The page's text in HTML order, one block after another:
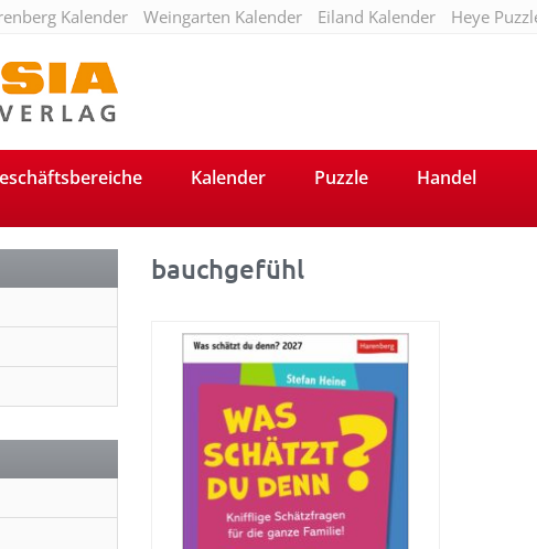
Kalender Weingarten Kalender Eiland Kalender Heye
Kalender Puzzle Handel
bauchgefühl